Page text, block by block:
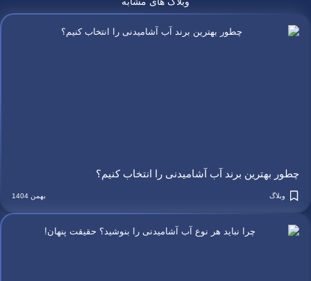
چطور بهترین برند آب آشامیدنی را انتخاب کنیم؟
وبلاگ بهمن 1404